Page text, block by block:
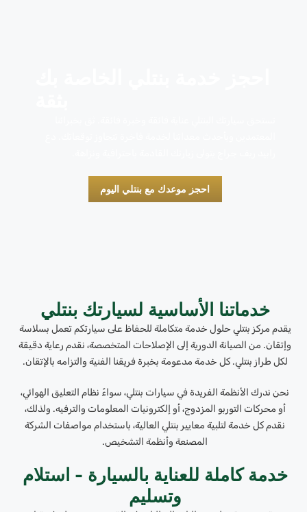
احجز موعدك مع بنتلي اليوم
خدماتنا الأساسية لسيارتك بنتلي
يقدم مركز بنتلي حلول خدمة متكاملة للحفاظ على سيارتكم تعمل بسلاسة
وإتقان. من الصيانة الدورية إلى الإصلاحات المتخصصة، نقدم رعاية دقيقة
لكل طراز بنتلي. كل خدمة مدعومة بخبرة فريقنا الفنية والتزامه بالإتقان.
نحن ندرك الأنظمة الفريدة في سيارات بنتلي، سواءً نظام التعليق الهوائي،
أو محركات التوربو المزدوج، أو إلكترونيات المعلومات والترفيه. ولذلك،
نقدم كل خدمة لتلبية معايير بنتلي العالية، باستخدام مواصفات الشركة
المصنعة وأنظمة التشخيص.
خدمة كاملة للعناية بالسيارة - استلام
وتسليم